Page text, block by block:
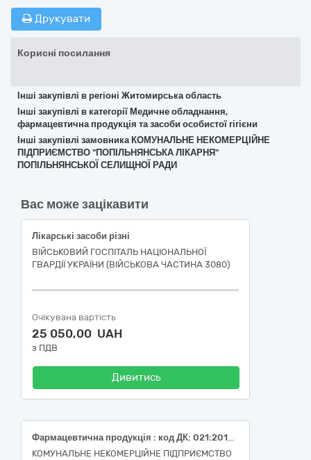
Друкувати
Корисні посилання
Інші закупівлі в регіоні Житомирська область
Інші закупівлі в категорії Медичне обладнання,
фармацевтична продукція та засоби особистої гігієни
Інші закупівлі замовника КОМУНАЛЬНЕ НЕКОМЕРЦІЙНЕ
ПІДПРИЄМСТВО "ПОПІЛЬНЯНСЬКА ЛІКАРНЯ"
ПОПІЛЬНЯНСЬКОЇ СЕЛИЩНОЇ РАДИ
Вас може зацікавити
Лікарські засоби різні
ВІЙСЬКОВИЙ ГОСПІТАЛЬ НАЦІОНАЛЬНОЇ
ГВАРДІЇ УКРАЇНИ (ВІЙСЬКОВА ЧАСТИНА 3080)
Очікувана вартість
25 050,00 UAH
з ПДВ
Дивитись
Фармацевтична продукція : код ДК: 021:2015 - 33600000-6 Пропофол, емульсія, 10 мг/мл, по 20 мл,Пропофол, емульсія, 10 мг/мл, по 50 мл,Пропофол, емульсія, 20 мг/мл, по 50 мл
КОМУНАЛЬНЕ НЕКОМЕРЦІЙНЕ ПІДПРИЄМСТВО